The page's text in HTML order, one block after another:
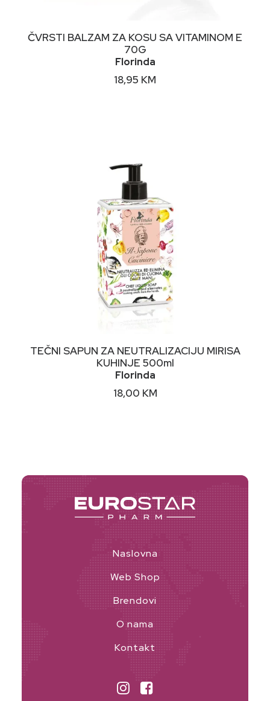
DODAJ U KORPU
ČVRSTI BALZAM ZA KOSU SA VITAMINOM E
70G
Florinda
18,95 KM
DODAJ U KORPU
TEČNI SAPUN ZA NEUTRALIZACIJU MIRISA
KUHINJE 500ml
Florinda
18,00 KM
Naslovna
Web Shop
Brendovi
O nama
Kontakt